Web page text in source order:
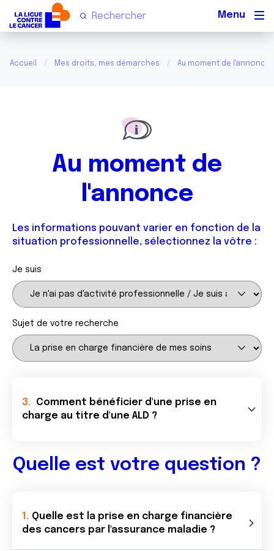
Accueil Mes droits, mes démarches Au moment de l'annonce
Au moment de
l'annonce
Les informations pouvant varier en fonction de la
situation professionnelle, sélectionnez la vôtre :
Je suis
Sujet de votre recherche
Quelle est la prise en charge financière
des cancers par l'assurance maladie ?
Quelle est votre question ?
Comment bénéficier d'une prise en
charge au titre d'une ALD ?